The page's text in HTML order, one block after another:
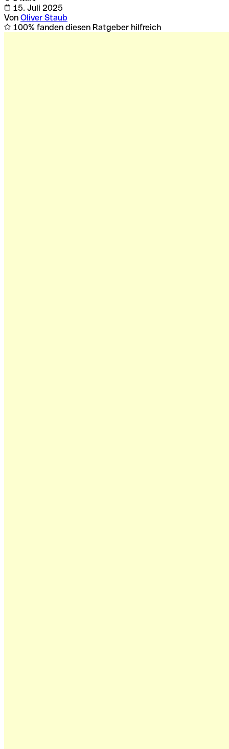
15. Juli 2025
Von Oliver Staub
100% fanden diesen Ratgeber hilfreich